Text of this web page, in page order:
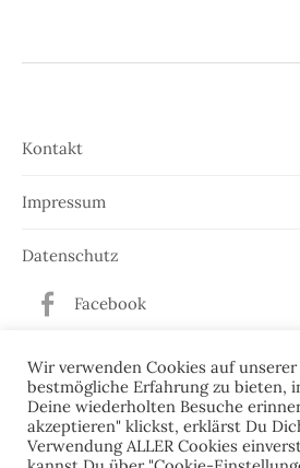
Kontakt
Impressum
Datenschutz
Facebook
Twitter
Wir verwenden Cookies auf
bestmögliche Erfahrung zu bieten,
Deine wiederholten Besuche
akzeptieren" klickst, erklärst Du
Verwendung ALLER Cookies